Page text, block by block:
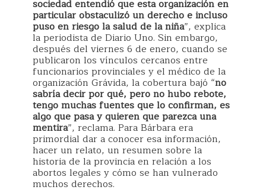
sociedad entendió que esta organización en
particular obstaculizó un derecho e incluso
puso en riesgo la salud de la niña”, explica
la periodista de Diario Uno. Sin embargo,
después del viernes 6 de enero, cuando se
publicaron los vínculos cercanos entre
funcionarios provinciales y el médico de la
organización Grávida, la cobertura bajó “no
sabría decir por qué, pero no hubo rebote,
tengo muchas fuentes que lo confirman, es
algo que pasa y quieren que parezca una
mentira”, reclama. Para Bárbara era
primordial dar a conocer esa información,
hacer un relato, un resumen sobre la
historia de la provincia en relación a los
abortos legales y cómo se han vulnerado
muchos derechos.